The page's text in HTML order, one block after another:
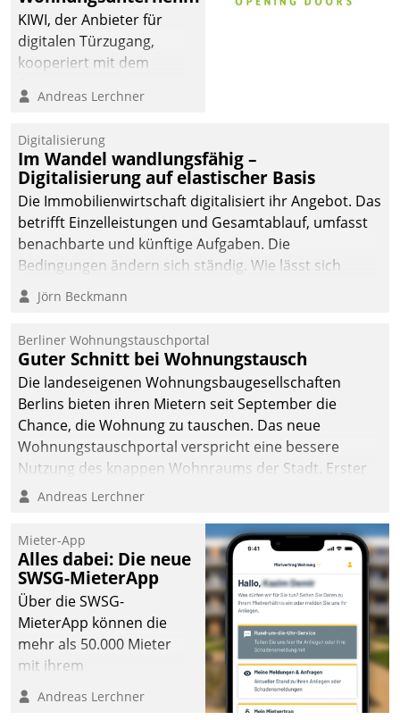
sich dabei für den Betrieb
der Lösung über die SAP
Cloud Platform
Unternehmen am
KIWI, der Anbieter für
digitalen Türzugang,
kooperiert mit dem
Softwareentwicklungshaus
Andreas Lerchner
Digitalisierung
Im Wandel wandlungsfähig –
Digitalisierung auf elastischer Basis
Die Immobilienwirtschaft digitalisiert ihr Angebot. Das
betrifft Einzelleistungen und Gesamtablauf, umfasst
benachbarte und künftige Aufgaben. Die
Bedingungen ändern sich ständig. Wie lässt sich
technisch die Kontrolle wahren und zugleich Freiraum
fürs Wachsen öffnen?
Jörn Beckmann
Berliner Wohnungstauschportal
Guter Schnitt bei Wohnungstausch
Die landeseigenen Wohnungsbaugesellschaften
Berlins bieten ihren Mietern seit September die
Chance, die Wohnung zu tauschen. Das neue
Wohnungstauschportal verspricht eine bessere
Nutzung des knappen Wohnraums der Stadt. Erster
Anwendungsfall für Datatrains Lösung API-Hub mit
Unternehmen.
Andreas Lerchner
Mieter-App
Alles dabei: Die neue
SWSG-MieterApp
Über die SWSG-
MieterApp können die
mehr als 50.000 Mieter
mit ihrem
Wohnungsunternehmen
kommunizieren, auf dem
Andreas Lerchner